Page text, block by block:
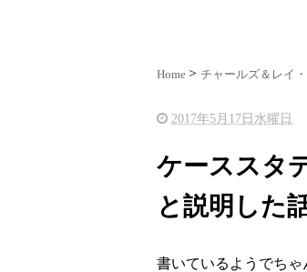
Home チャールズ＆レイ
2017年5月17日水曜日
ケーススタ
と説明した
書いているようでちゃ